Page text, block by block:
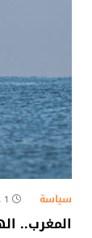
سياسة 1 دقائق
المغرب..